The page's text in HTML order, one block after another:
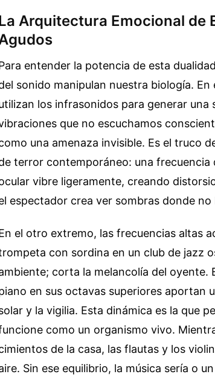
Arquitectura Emocional de
entender la potencia de esta
sonido manipulan nuestra biología.
los infrasonidos para generar una
que no escuchamos
una amenaza invisible. Es el truco
terror contemporáneo: una frecuencia
vibre ligeramente, creando
espectador crea ver sombras donde no
el otro extremo, las frecuencias altas
con sordina en un club de jazz
corta la melancolía del oyente.
en sus octavas superiores aportan
y la vigilia. Esta dinámica es la que
como un organismo vivo.
de la casa, las flautas y los
Sin ese equilibrio, la música sería o